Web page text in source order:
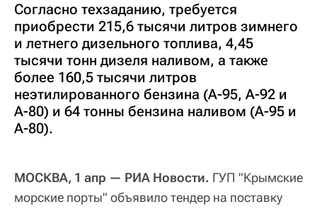
Согласно техзаданию, требуется
приобрести 215,6 тысячи литров зимнего
и летнего дизельного топлива, 4,45
тысячи тонн дизеля наливом, а также
более 160,5 тысячи литров
неэтилированного бензина (А-95, А-92 и
А-80) и 64 тонны бензина наливом (А-95 и
А-80).
МОСКВА, 1 апр — РИА Новости. ГУП "Крымские
морские порты" объявило тендер на поставку